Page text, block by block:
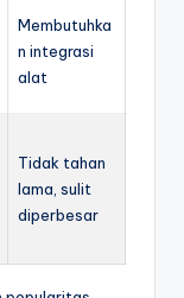
Membutuhka
n integrasi
alat
Tidak tahan
lama, sulit
diperbesar